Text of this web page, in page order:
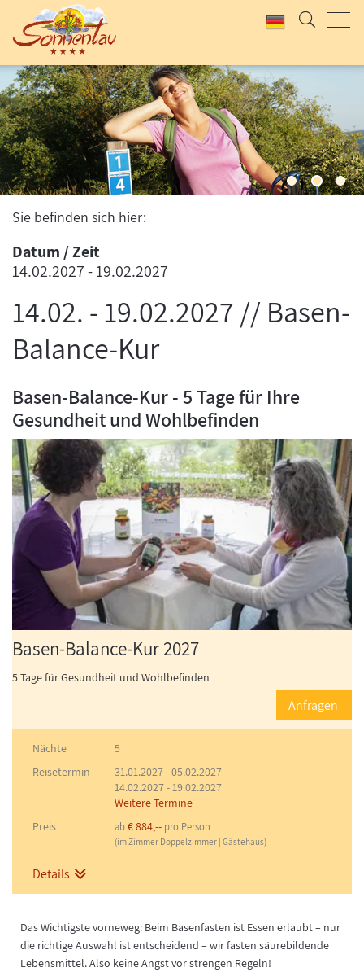
Jetzt anfragen & buchen
UNSER KLASSIKER
SOMMERLAUNE
2 Tage Rhöner Kulinarik, Wellness und Bewegung
Jetzt anfragen & buchen
Sie befinden sich hier:
Datum / Zeit
14.02.2027-19.02.2027
14.02. - 19.02.2027 // Basen-
Balance-Kur
Basen-Balance-Kur - 5 Tage für Ihre
Gesundheit und Wohlbefinden
Basen-Balance-Kur 2027
5 Tage für Gesundheit und Wohlbefinden
Anfragen
Nächte
5
Reisetermin
31.01.2027-05.02.2027
14.02.2027-19.02.2027
Weitere Termine
Preis
ab€ 884,-- pro Person
(im Zimmer Doppelzimmer | Gästehaus)
Details
Das Wichtigste vorneweg: Beim Basenfasten ist Essen erlaubt – nur
die richtige Auswahl ist entscheidend – wir fasten säurebildende
Lebensmittel. Also keine Angst vor strengen Regeln!